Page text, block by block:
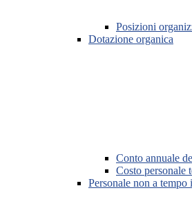
Posizioni
Dotazione organica
Conto annuale
Costo personale
Personale non a tempo